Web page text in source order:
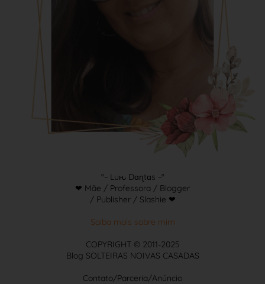
°~ Luԋ Dɑɳtɑs ~°
❤ Mãe / Professora / Blogger
/ Publisher / Slashie ❤
Saiba mais sobre mim
COPYRIGHT © 2011-2025
Blog SOLTEIRAS NOIVAS CASADAS
Contato/Parceria/Anúncio